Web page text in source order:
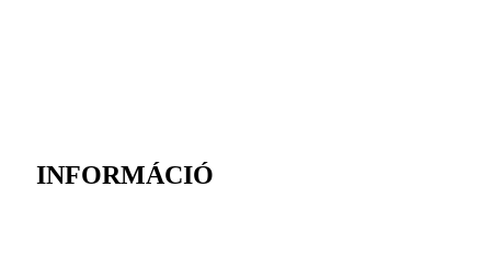
INFORMÁCIÓ